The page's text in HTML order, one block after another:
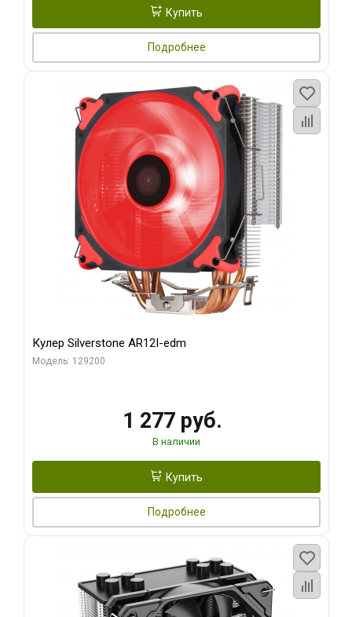
Купить
Подробнее
Кулер Silverstone AR12I-edm
Модель: 129200
1 277 руб.
В наличии
Купить
Подробнее